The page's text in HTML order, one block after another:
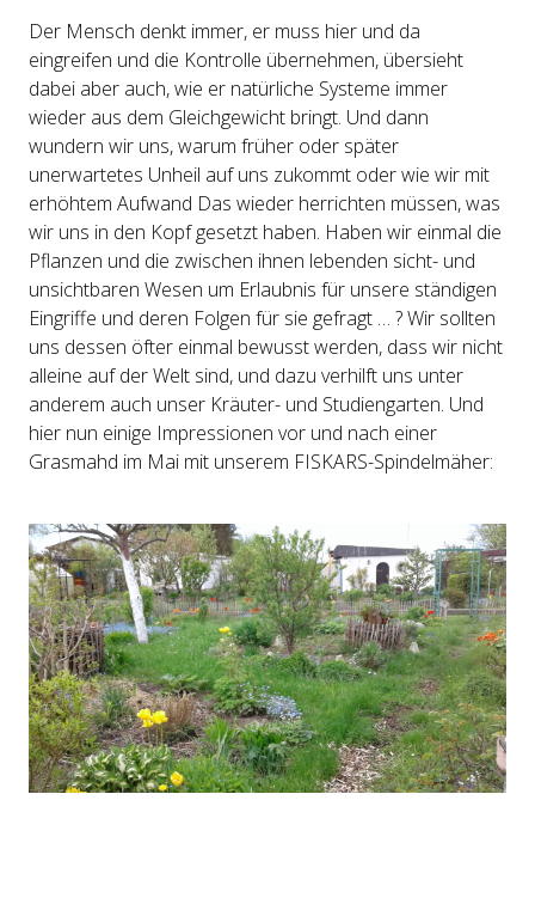
Der Mensch denkt immer, er muss hier und da
eingreifen und die Kontrolle übernehmen, übersieht
dabei aber auch, wie er natürliche Systeme immer
wieder aus dem Gleichgewicht bringt. Und dann
wundern wir uns, warum früher oder später
unerwartetes Unheil auf uns zukommt oder wie wir mit
erhöhtem Aufwand Das wieder herrichten müssen, was
wir uns in den Kopf gesetzt haben. Haben wir einmal die
Pflanzen und die zwischen ihnen lebenden sicht- und
unsichtbaren Wesen um Erlaubnis für unsere ständigen
Eingriffe und deren Folgen für sie gefragt … ? Wir sollten
uns dessen öfter einmal bewusst werden, dass wir nicht
alleine auf der Welt sind, und dazu verhilft uns unter
anderem auch unser Kräuter- und Studiengarten. Und
hier nun einige Impressionen vor und nach einer
Grasmahd im Mai mit unserem FISKARS-Spindelmäher: